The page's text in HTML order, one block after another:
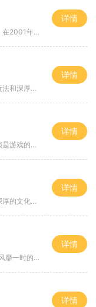
传奇游戏，最初由韩国开发团队创造，在2001年进入中国市场，迅速风靡。游戏以其丰富的世界观、刺激的战斗以及多样化的角色养成系统而著称。玩家可以选择不同的职业，如战士、法师、道士等，每个职业都有独特的技能和玩法，使得游戏的策略性和趣味性大大增
详情
传奇游戏自问世以来，就以其丰富的玩法和深厚的背景故事吸引了大量玩家。游戏中的角色扮演元素让玩家能够化身为不同的职业，每个职业都有其独特的技能和发展路线。在手机打金传奇中，玩家可以选择战士、法师和道士等经典职业，体验各自的成长和冒险。战士以其
详情
角色扮演在中变传奇手游中，角色扮演是游戏的核心玩法之一。玩家可以选择不同的职业，如战士、法师和道士，每个职业都有独特的技能和特点。战士以高防御和近战攻击见长，适合喜欢近身作战的玩家；法师则以强大的魔法攻击和范围伤害为优势，适合喜欢远程打击的
详情
传奇游戏的魅力在于它的丰富玩法和深厚的文化底蕴。游戏设定在一个虚拟的大陆上，玩家可以选择不同的职业，如战士、法师、道士等。每个职业都有其独特的技能和特点，玩家需要根据自己的喜好和团队的需求进行选择。角色的成长和装备的获取是玩家最为关注的两个
详情
传奇游戏是一款自2001年问世以来便风靡一时的角色扮演游戏。游戏设定在一个名为玛法的魔幻世界，玩家可以选择战士、法师和道士三大职业，进行探险与战斗。随着时间的推移，虽然市面上出现了许多新游戏，但传奇游戏依然以其简单易懂的玩法和丰富的社交体验
详情
详情